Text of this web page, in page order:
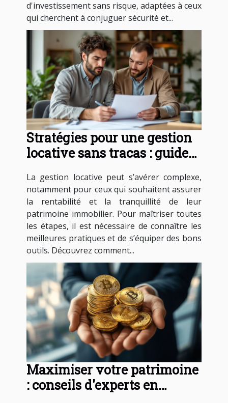
d'investissement sans risque, adaptées à ceux
qui cherchent à conjuguer sécurité et...
Stratégies pour une gestion
locative sans tracas : guide
La gestion locative peut s’avérer complexe,
notamment pour ceux qui souhaitent assurer
la rentabilité et la tranquillité de leur
patrimoine immobilier. Pour maîtriser toutes
les étapes, il est nécessaire de connaître les
meilleures pratiques et de s’équiper des bons
outils. Découvrez comment...
Maximiser votre patrimoine
: conseils d'experts en